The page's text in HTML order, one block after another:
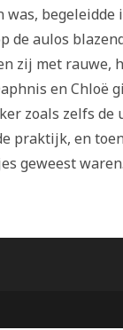
was,
de aulos
zij met rauwe,
en Chloë
zoals zelfs
praktijk, en
geweest waren.